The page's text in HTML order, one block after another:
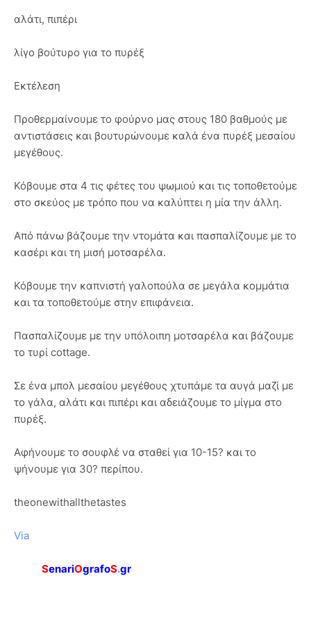
αλάτι, πιπέρι
λίγο βούτυρο για το πυρέξ
Eκτέλεση
Προθερμαίνουμε το φούρνο μας στους 180 βαθμούς με
αντιστάσεις και βουτυρώνουμε καλά ένα πυρέξ μεσαίου
μεγέθους.
Κόβουμε στα 4 τις φέτες του ψωμιού και τις τοποθετούμε
στο σκεύος με τρόπο που να καλύπτει η μία την άλλη.
Από πάνω βάζουμε την ντομάτα και πασπαλίζουμε με το
κασέρι και τη μισή μοτσαρέλα.
Κόβουμε την καπνιστή γαλοπούλα σε μεγάλα κομμάτια
και τα τοποθετούμε στην επιφάνεια.
Πασπαλίζουμε με την υπόλοιπη μοτσαρέλα και βάζουμε
το τυρί cottage.
Σε ένα μπολ μεσαίου μεγέθους χτυπάμε τα αυγά μαζί με
το γάλα, αλάτι και πιπέρι και αδειάζουμε το μίγμα στο
πυρέξ.
Αφήνουμε το σουφλέ να σταθεί για 10-15? και το
ψήνουμε για 30? περίπου.
theonewithallthetastes
Via
SenariOgrafoS.gr